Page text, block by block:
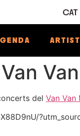
CAT
del Van Van